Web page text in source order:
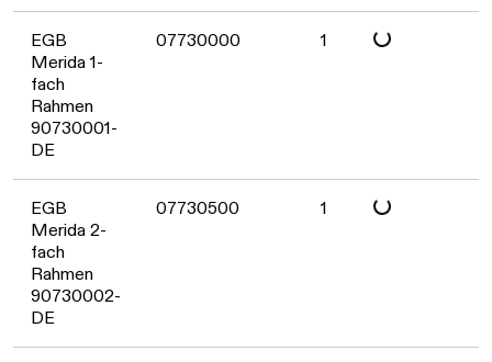
EGB
Merida 1-
fach
Rahmen
90730001-
DE
07730000 1 Daten werden
EGB
Merida 2-
fach
Rahmen
90730002-
DE
07730500 1 Daten werden